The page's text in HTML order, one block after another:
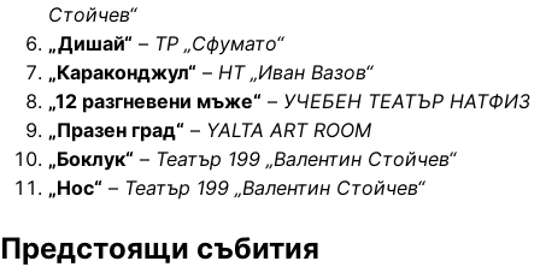
Стойчев“
„Дишай“ – ТР „Сфумато“
„Караконджул“ – НТ „Иван Вазов“
„12 разгневени мъже“ – УЧЕБЕН ТЕАТЪР НАТФИЗ
„Празен град“ – YALTA ART ROOM
„Боклук“ – Театър 199 „Валентин Стойчев“
„Нос“ – Театър 199 „Валентин Стойчев“
Предстоящи събития